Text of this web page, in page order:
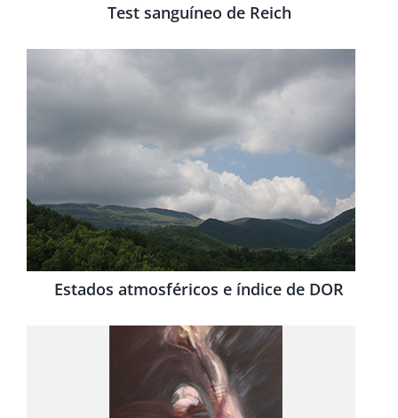
Test sanguíneo de Reich
Estados atmosféricos e índice de DOR